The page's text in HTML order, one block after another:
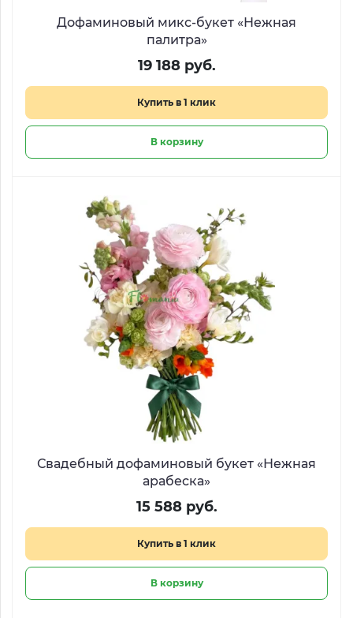
Дофаминовый микс-букет «Нежная
палитра»
19 188 руб.
Купить в 1 клик
В корзину
Свадебный дофаминовый букет «Нежная
арабеска»
15 588 руб.
Купить в 1 клик
В корзину